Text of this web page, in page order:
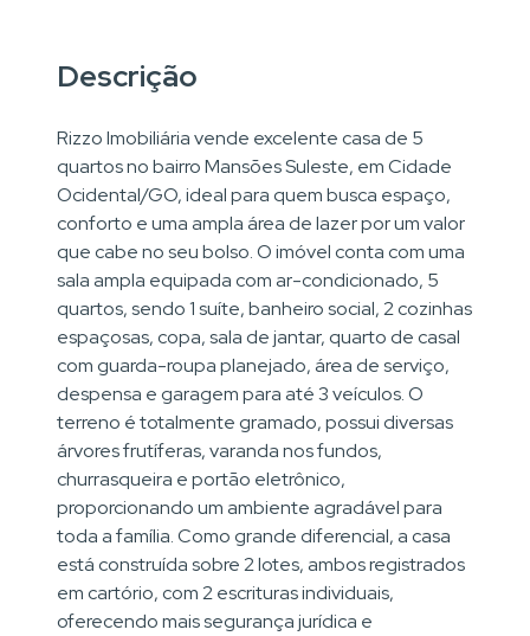
Descrição
Rizzo Imobiliária vende excelente casa de 5
quartos no bairro Mansões Suleste, em Cidade
Ocidental/GO, ideal para quem busca espaço,
conforto e uma ampla área de lazer por um valor
que cabe no seu bolso. O imóvel conta com uma
sala ampla equipada com ar-condicionado, 5
quartos, sendo 1 suíte, banheiro social, 2 cozinhas
espaçosas, copa, sala de jantar, quarto de casal
com guarda-roupa planejado, área de serviço,
despensa e garagem para até 3 veículos. O
terreno é totalmente gramado, possui diversas
árvores frutíferas, varanda nos fundos,
churrasqueira e portão eletrônico,
proporcionando um ambiente agradável para
toda a família. Como grande diferencial, a casa
está construída sobre 2 lotes, ambos registrados
em cartório, com 2 escrituras individuais,
oferecendo mais segurança jurídica e